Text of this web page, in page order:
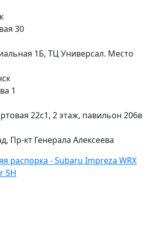
30
1Б, ТЦ Универсал. Место
1
22с1, 2 этаж, павильон 206в
Пр-кт Генерала Алексеева
распорка - Subaru Impreza WRX
SH